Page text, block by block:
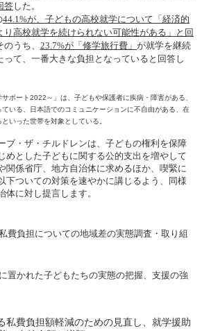
答した。
44.1%が、子どもの高校就学について「経済的
り高校就学を続けられない可能性がある」と回
のうち、 23.7%が「修学旅行費」 が就学を継続
って、一番大きな負担となっていると回答し
ポート2022 ～」は、子どもや保護者に疾病・障害がある、
いる、日本語でのコミュニケーションに不自由がある、在
いった世帯を対象としている。
ブ・ザ・チルドレンは、子どもの権利を保障
めとした子どもに関する公的支出を増やして
関係省庁、地方自治体に求めるほか、喫緊に
下ついての対策を速やかに講じるよう、同様
体に対し提言します。
費負担についての地域差の実態調査・取り組
置かれた子どもたちの実態の把握、支援の強
私費負担額軽減のための見直し、就学援助